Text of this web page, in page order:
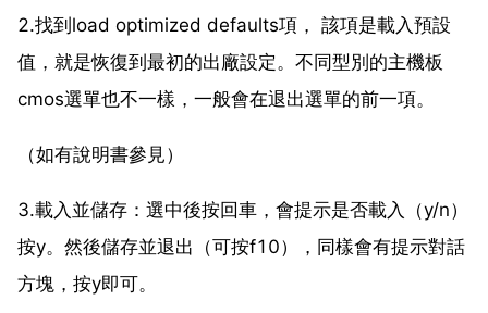
2.找到load optimized defaults項， 該項是載入預設
值，就是恢復到最初的出廠設定。不同型別的主機板
cmos選單也不一樣，一般會在退出選單的前一項。
（如有說明書參見）
3.載入並儲存：選中後按回車，會提示是否載入（y/n）
按y。然後儲存並退出（可按f10），同樣會有提示對話
方塊，按y即可。